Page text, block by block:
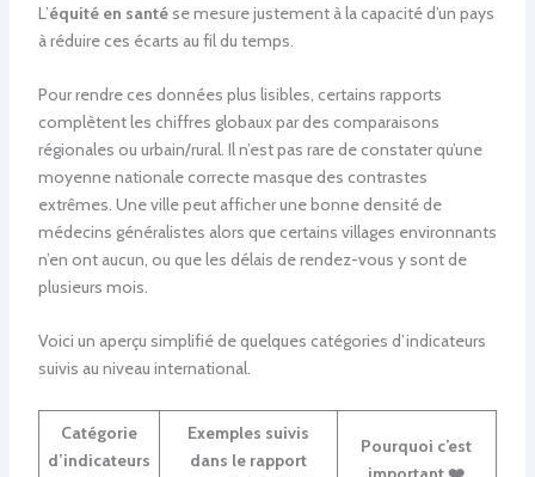
L’équité en santése mesure justement à la capacité d’un pays
à réduire ces écarts au fil du temps.
Pour rendre ces données plus lisibles, certains rapports
complètent les chiffres globaux par des comparaisons
régionales ou urbain/rural. Il n’est pas rare de constater qu’une
moyenne nationale correcte masque des contrastes
extrêmes. Une ville peut afficher une bonne densité de
médecins généralistes alors que certains villages environnants
n’en ont aucun, ou que les délais de rendez-vous y sont de
plusieurs mois.
Voici un aperçu simplifié de quelques catégories d’indicateurs
suivis au niveau international.
Catégorie
d’indicateurs
Exemples suivis
dans le rapport
Pourquoi c’est